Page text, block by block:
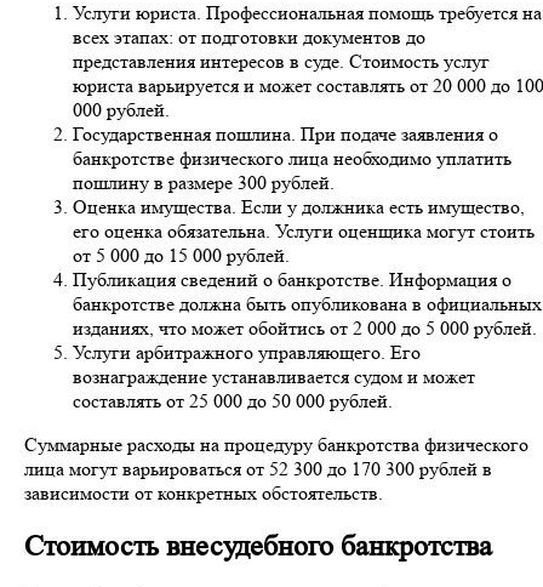
Услуги юриста. Профессиональная помощь требуется на
всех этапах: от подготовки документов до
представления интересов в суде. Стоимость услуг
юриста варьируется и может составлять от 20 000 до 100
000 рублей.
Государственная пошлина. При подаче заявления о
банкротстве физического лица необходимо уплатить
пошлину в размере 300 рублей.
Оценка имущества. Если у должника есть имущество,
его оценка обязательна. Услуги оценщика могут стоить
от 5 000 до 15 000 рублей.
Публикация сведений о банкротстве. Информация о
банкротстве должна быть опубликована в официальных
изданиях, что может обойтись от 2 000 до 5 000 рублей.
Услуги арбитражного управляющего. Его
вознаграждение устанавливается судом и может
составлять от 25 000 до 50 000 рублей.
Суммарные расходы на процедуру банкротства физического
лица могут варьироваться от 52 300 до 170 300 рублей в
зависимости от конкретных обстоятельств.
Стоимость внесудебного банкротства